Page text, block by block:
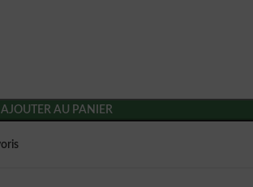
AJOUTER AU PANIER